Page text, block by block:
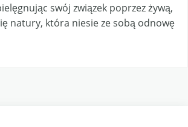
swój związek poprzez żywą,
natury, która niesie ze sobą odnowę